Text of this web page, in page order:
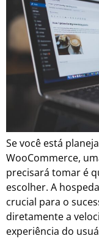
Se você está
WooCommerce,
precisará tomar é
escolher. A
crucial para o
diretamente a
experiência do